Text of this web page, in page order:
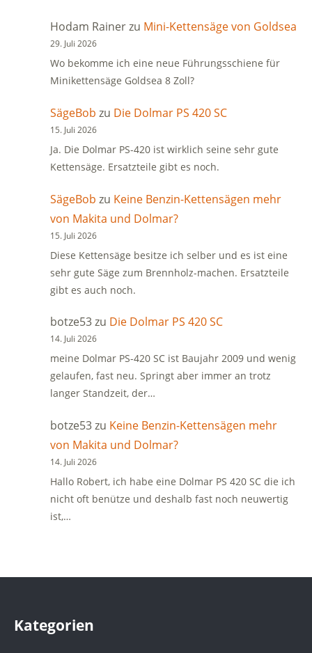
Hodam Rainerzu Mini-Kettensäge von Goldsea
29. Juli 2026
Wo bekomme ich eine neue Führungsschiene für
Minikettensäge Goldsea 8 Zoll?
SägeBob zu Die Dolmar PS 420 SC
15. Juli 2026
Ja. Die Dolmar PS-420 ist wirklich seine sehr gute
Kettensäge. Ersatzteile gibt es noch.
SägeBob zu Keine Benzin-Kettensägen mehr
von Makita und Dolmar?
15. Juli 2026
Diese Kettensäge besitze ich selber und es ist eine
sehr gute Säge zum Brennholz-machen. Ersatzteile
gibt es auch noch.
botze53zu Die Dolmar PS 420 SC
14. Juli 2026
meine Dolmar PS-420 SC ist Baujahr 2009 und wenig
gelaufen, fast neu. Springt aber immer an trotz
langer Standzeit, der…
botze53zu Keine Benzin-Kettensägen mehr
von Makita und Dolmar?
14. Juli 2026
Hallo Robert, ich habe eine Dolmar PS 420 SC die ich
nicht oft benütze und deshalb fast noch neuwertig
ist,…
Kategorien